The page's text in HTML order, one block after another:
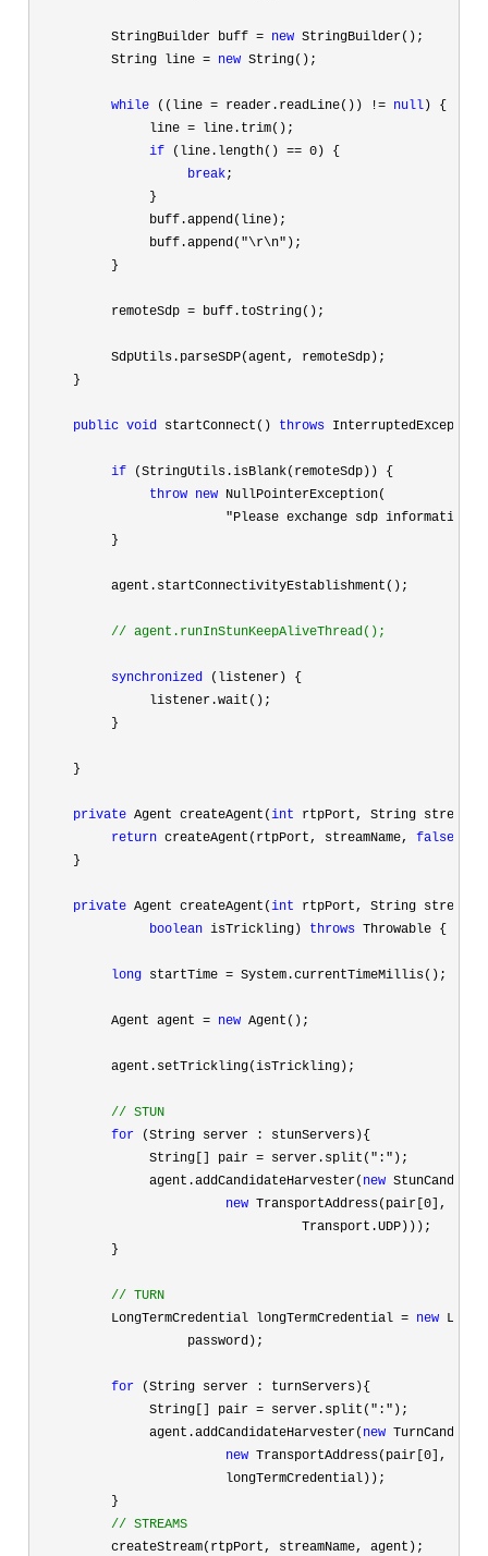
          StringBuilder buff
= new StringBuilder();
          String line
= new String();
while ((line = reader.readLine()) != null ) {
               line
= line.trim();
if (line.length() == 0 ) {
break;
               }
               buff.append(line);
               buff.append(
"\r\n" );
          }
          remoteSdp
= buff.toString();
          SdpUtils.parseSDP(agent, remoteSdp);
     }
public void startConnect() throws
if (StringUtils.isBlank(remoteSdp)) {
throw new NullPointerException(
"Please exchange sdp
          }
          agent.startConnectivityEstablishment();
// agent.runInStunKeepAliveThread();
synchronized (listener) {
               listener.wait();
          }
     }
private Agent createAgent(int rtpPort, String
return createAgent(rtpPort, streamName, false
     }
private Agent createAgent(int rtpPort, String
boolean isTrickling) throws Throwable {
long startTime = System.currentTimeMillis();
          Agent agent
= new Agent();
          agent.setTrickling(isTrickling);
// STUN
for (String server : stunServers){
               String[] pair
= server.split(":" );
               agent.addCandidateHarvester(
new
new TransportAddress(pair[0],
                                   Transport.UDP)));
          }
// TURN
          LongTermCredential longTermCredential =
new
                    password);
for (String server : turnServers){
               String[] pair
= server.split(":" );
               agent.addCandidateHarvester(
new
new TransportAddress(pair[0],
                         longTermCredential));
          }
// STREAMS
          createStream(rtpPort, streamName, agent);